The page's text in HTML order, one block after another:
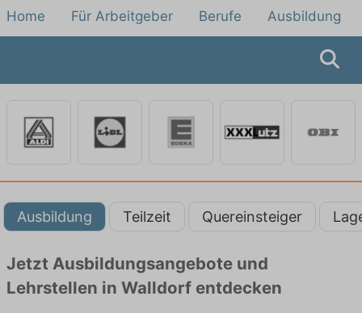
Home Für Arbeitgeber Berufe Ausbildung
Ausbildung Teilzeit Quereinsteiger
Jetzt Ausbildungsangebote und
Lehrstellen in Walldorf entdecken